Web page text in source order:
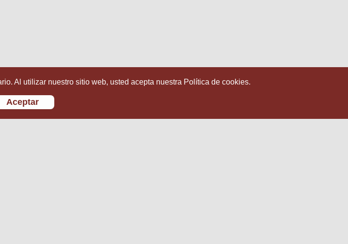
Al utilizar nuestro sitio web, usted acepta nuestra Política de cookies.
Aceptar